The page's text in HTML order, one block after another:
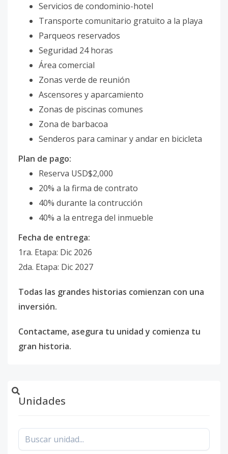
Servicios de condominio-hotel
Transporte comunitario gratuito a la playa
Parqueos reservados
Seguridad 24 horas
Área comercial
Zonas verde de reunión
Ascensores y aparcamiento
Zonas de piscinas comunes
Zona de barbacoa
Senderos para caminar y andar en bicicleta
Plan de pago:
Reserva USD$2,000
20% a la firma de contrato
40% durante la contrucción
40% a la entrega del inmueble
Fecha de entrega:
1ra. Etapa: Dic 2026
2da. Etapa: Dic 2027
Todas las grandes historias comienzan con una
inversión.
Contactame, asegura tu unidad y comienza tu
gran historia.
Unidades